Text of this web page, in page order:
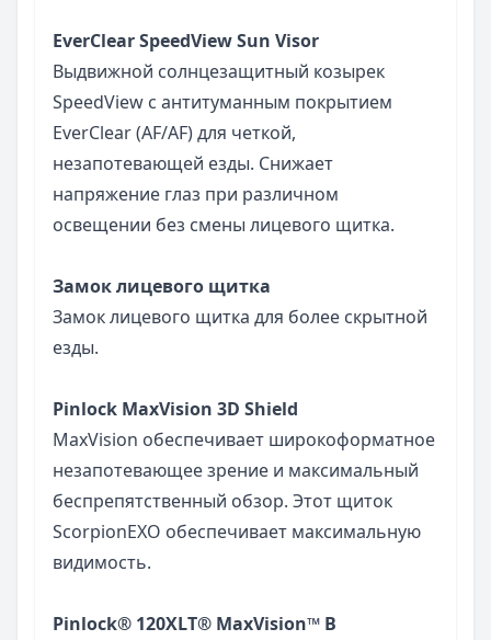
EverClear SpeedView Sun Visor
Выдвижной солнцезащитный козырек
SpeedView с антитуманным покрытием
EverClear (AF/AF) для четкой,
незапотевающей езды. Снижает
напряжение глаз при различном
освещении без смены лицевого щитка.
Замок лицевого щитка
Замок лицевого щитка для более скрытной
езды.
Pinlock MaxVision 3D Shield
MaxVision обеспечивает широкоформатное
незапотевающее зрение и максимальный
беспрепятственный обзор. Этот щиток
ScorpionEXO обеспечивает максимальную
видимость.
Pinlock® 120XLT® MaxVision™ В